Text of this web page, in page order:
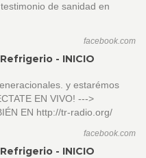
de sanidad en
facebook.com
- INICIO
y estarémos
EN VIVO! --->
EN http://tr-radio.org/
facebook.com
- INICIO